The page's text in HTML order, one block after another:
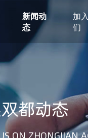
市政设计
勘察资质
风景园林
城乡规划
工程咨询
新闻动
态
加
们
都动态